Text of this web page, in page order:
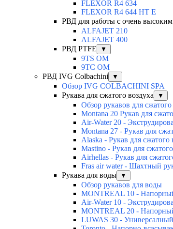
FLEXOR R4 634
FLEXOR R4 644 HT E
РВД для работы с очень
ALFAJET 210
ALFAJET 400
РВД PTFE
▼
9TS OM
9TC OM
РВД IVG Colbachini
▼
Обзор IVG COLBACHINI SPA
Рукава для сжатого воздуха
▼
Обзор рукавов для сжатого
Montana 20 Рукав для
Air-Water 20 -
Montana 27 - Рукав для
Alaska - Рукав для сжатого
Mastino - Рукав для
Airhellas - Рукав для
Fras air water - Шахтный
Рукава для воды
▼
Обзор рукавов для воды
MONTREAL 10 -
Air-Water 10 -
MONTREAL 20 -
LUWAS 30 -